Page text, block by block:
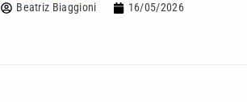
Beatriz Biaggioni 16/05/2026